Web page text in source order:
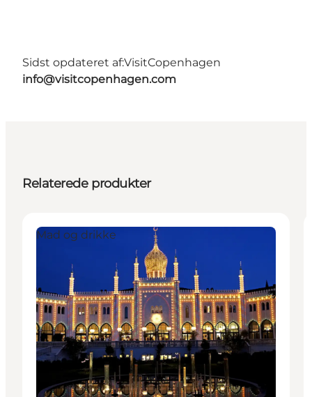
Sidst opdateret af:VisitCopenhagen
info@visitcopenhagen.com
Relaterede produkter
Mad og drikke